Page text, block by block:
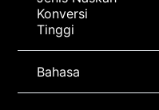
Konversi
Tinggi
Bahasa